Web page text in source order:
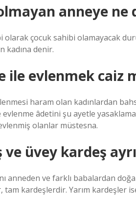
anneye ne
olarak çocuk sahibi olamayacak
kadına denir.
ile evlenmek caiz
haram olan kadınlardan
âdetini şu ayetle
olanlar müstesna.
ve üvey kardeş
anneden ve farklı babalardan
kardeşlerdir. Yarım kardeşler